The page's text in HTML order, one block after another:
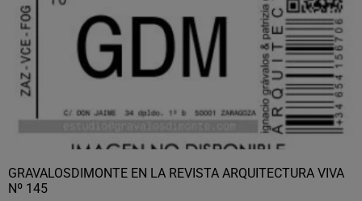
GRAVALOSDIMONTE EN LA REVISTA ARQUITECTURA VIVA
Nº 145